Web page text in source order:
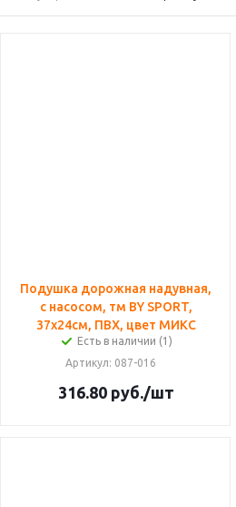
Подушка дорожная надувная,
с насосом, тм BY SPORT,
37х24см, ПВХ, цвет МИКС
Есть в наличии (1)
Артикул: 087-016
316.80руб./шт